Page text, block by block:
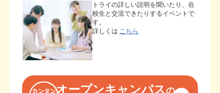
トライの詳しい説明を聞いたり、在
校生と交流できたりするイベントで
す。
詳しくは こちら
オープンキャンパスの